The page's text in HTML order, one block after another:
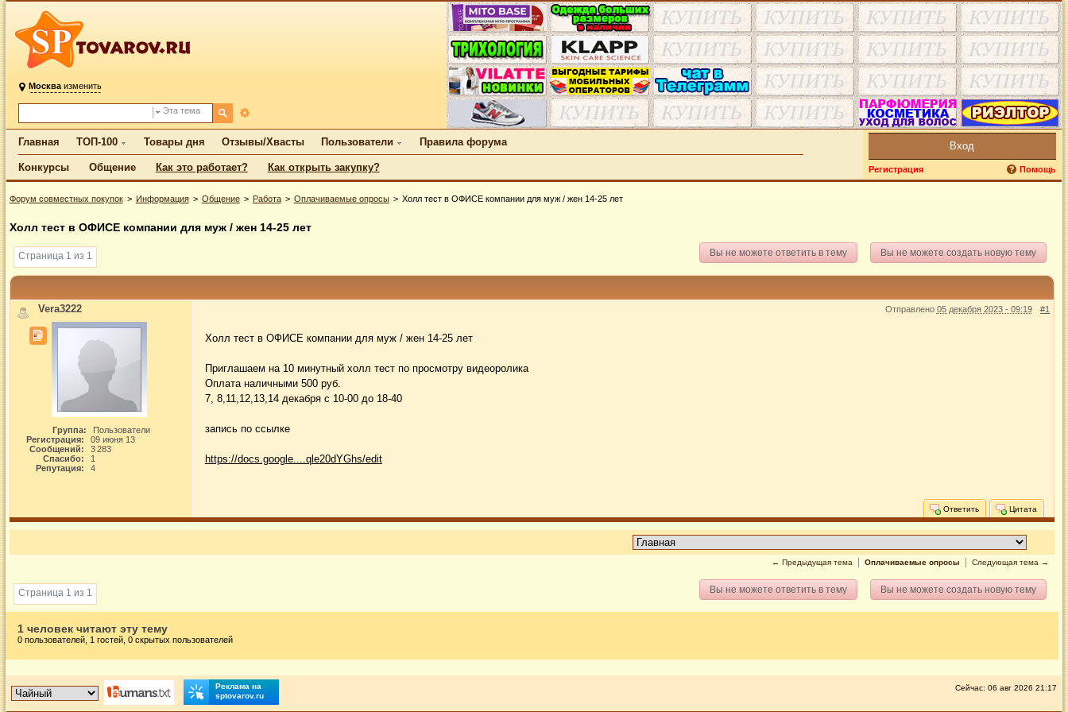
Москваизменить
Эта тема
Главная ТОП-100 Товары дня Отзывы/Хвасты Пользователи Правила форума
Конкурсы Общение Как это работает? Как открыть закупку?
Вход
Регистрация Помощь
Форум совместных покупок Информация Общение Работа Оплачиваемые опросы Холл тест в ОФИСЕ компании для муж / жен 14-25 лет
Холл тест в ОФИСЕ компании для муж / жен 14-25 лет
Страница 1 из 1 Вы не можете создать новую тему
Вы не можете ответить в тему
Vera3222
Группа:
Пользователи
Регистрация:
09 июня 13
Сообщений:
3 283
Спасибо:
1
Репутация:
4
#1
Отправлено 05 декабря 2023 - 09:19
Холл тест в ОФИСЕ компании для муж / жен 14-25 лет
Приглашаем на 10 минутный холл тест по просмотру видеоролика
Оплата наличными 500 руб.
7, 8,11,12,13,14 декабря с 10-00 до 18-40
запись по ссылке
https://docs.google....qle20dYGhs/edit
Цитата
Ответить
← Предыдущая тема Оплачиваемые опросы Следующая тема →
Страница 1 из 1 Вы не можете создать новую тему
Вы не можете ответить в тему
1 человек читают эту тему
0 пользователей, 1 гостей, 0 скрытых пользователей
Реклама на
sptovarov.ru
Сейчас: 06 авг 2026 21:17